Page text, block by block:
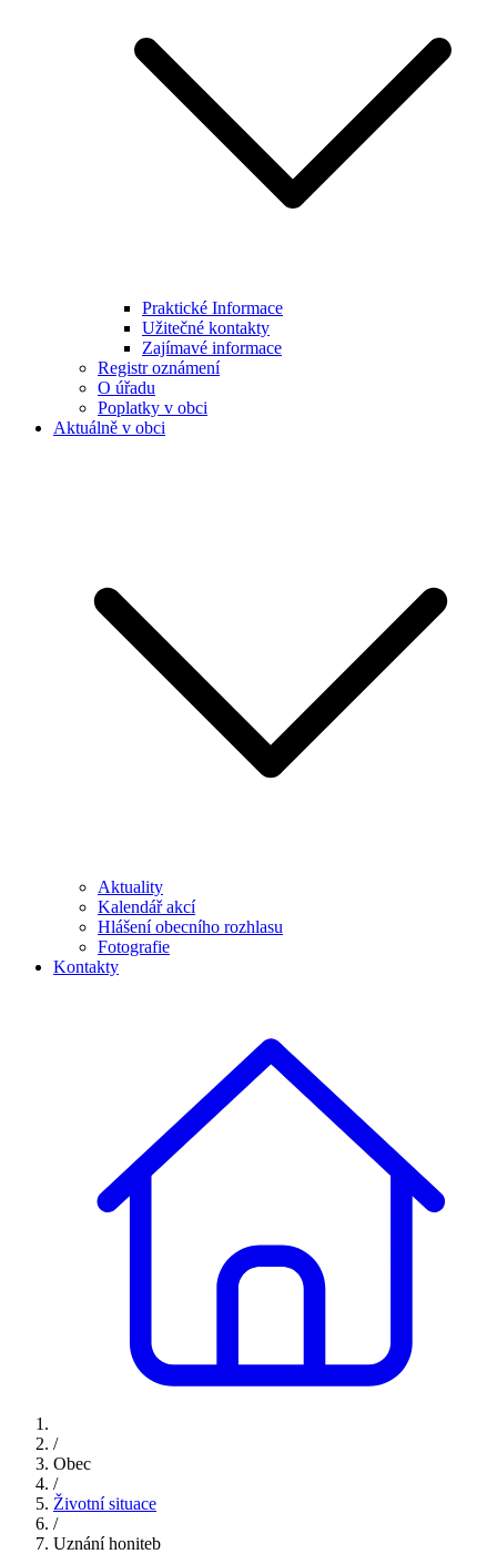
Praktické Informace
Užitečné kontakty
Zajímavé informace
Registr oznámení
O úřadu
Poplatky v obci
Aktuálně v obci
Aktuality
Kalendář akcí
Hlášení obecního rozhlasu
Fotografie
Kontakty
/
Obec
/
Životní situace
/
Uznání honiteb